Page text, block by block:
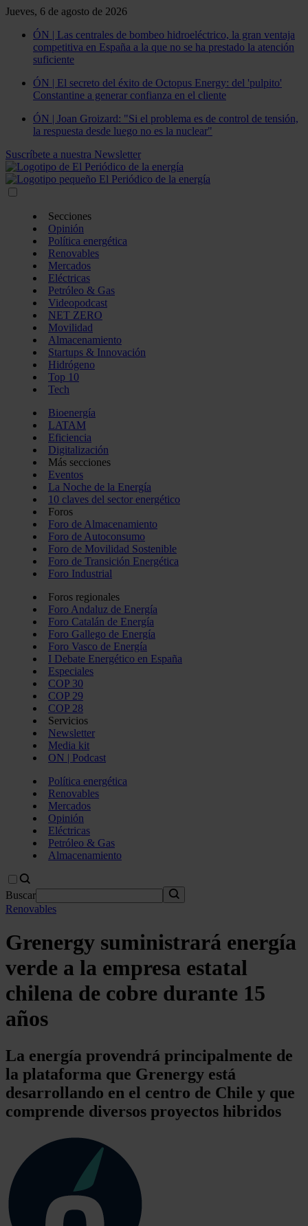
Jueves, 6 de agosto de 2026
ÓN | Las centrales de bombeo hidroeléctrico, la gran ventaja
competitiva en España a la que no se ha prestado la atención
suficiente
ÓN | El secreto del éxito de Octopus Energy: del 'pulpito'
Constantine a generar confianza en el cliente
ÓN | Joan Groizard: "Si el problema es de control de tensión,
la respuesta desde luego no es la nuclear"
Suscríbete a nuestra Newsletter
Secciones
Opinión
Política energética
Renovables
Mercados
Eléctricas
Petróleo & Gas
Videopodcast
NET ZERO
Movilidad
Almacenamiento
Startups & Innovación
Hidrógeno
Top 10
Tech
Bioenergía
LATAM
Eficiencia
Digitalización
Más secciones
Eventos
La Noche de la Energía
10 claves del sector energético
Foros
Foro de Almacenamiento
Foro de Autoconsumo
Foro de Movilidad Sostenible
Foro de Transición Energética
Foro Industrial
Foros regionales
Foro Andaluz de Energía
Foro Catalán de Energía
Foro Gallego de Energía
Foro Vasco de Energía
I Debate Energético en España
Especiales
COP 30
COP 29
COP 28
Servicios
Newsletter
Media kit
ON | Podcast
Política energética
Renovables
Mercados
Opinión
Eléctricas
Petróleo & Gas
Almacenamiento
Buscar
Renovables
Grenergy suministrará energía
verde a la empresa estatal
chilena de cobre durante 15
años
La energía provendrá principalmente de
la plataforma que Grenergy está
desarrollando en el centro de Chile y que
comprende diversos proyectos hibridos